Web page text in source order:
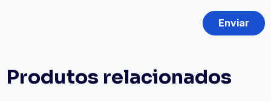
Produtos relacionados